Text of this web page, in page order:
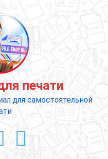
печати
для самостоятельной
YouTube
E-mail